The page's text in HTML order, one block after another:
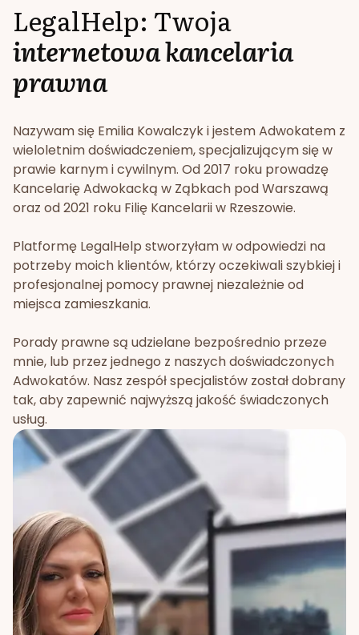
LegalHelp: Twoja
internetowa kancelaria
prawna
Nazywam się Emilia Kowalczyk i jestem Adwokatem z
wieloletnim doświadczeniem, specjalizującym się w
prawie karnym i cywilnym. Od 2017 roku prowadzę
Kancelarię Adwokacką w Ząbkach pod Warszawą
oraz od 2021 roku Filię Kancelarii w Rzeszowie.
Platformę LegalHelp stworzyłam w odpowiedzi na
potrzeby moich klientów, którzy oczekiwali szybkiej i
profesjonalnej pomocy prawnej niezależnie od
miejsca zamieszkania.
Porady prawne są udzielane bezpośrednio przeze
mnie, lub przez jednego z naszych doświadczonych
Adwokatów. Nasz zespół specjalistów został dobrany
tak, aby zapewnić najwyższą jakość świadczonych
usług.